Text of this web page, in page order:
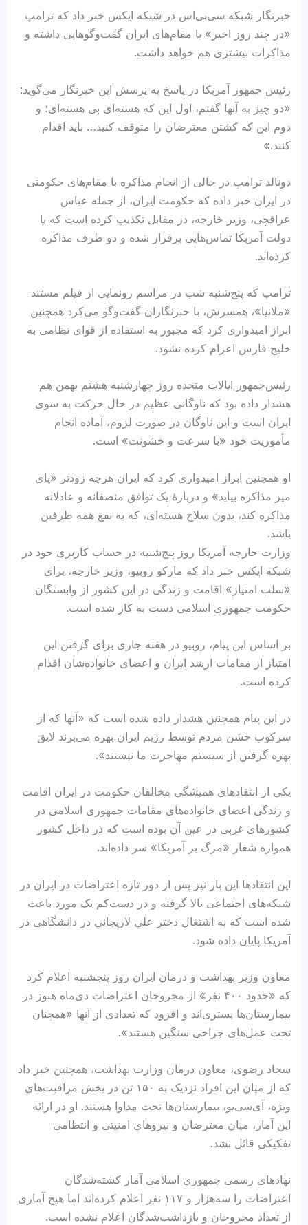
خبرنگار شبکه سی‌بی‌اس در شبکه ایکس خبر داد که ترامپ
«در چند روز اخیر» با مقام‌های ایران گفت‌وگوهایی داشته و
مذاکرات بیشتری هم خواهد داشت.
رئیس جمهور آمریکا در پاسخ به پرسش این خبرنگار می‌گوید:
«دو چیز به آنها گفتم، اول این که هسته‌ای بی هسته‌ای؛ و
دوم این که کشتن معترضان را متوقف کنید… باید اقدام
کنند.»
دونالد ترامپ در حالی از انجام مذاکره با مقام‌های حکومتی
در ایران خبر داده که حکومت ایران، از جمله عباس
عراقچی، وزیر خارجه، در مقابل تکذیب کرده است که با
دولت آمریکا تماس‌هایی برقرار شده و دو طرف مذاکره
کرده‌اند.
ترامپ که پنج‌شنبه شب در مراسم رونمایی از فیلم مستند
«ملانیا»، همسرش، با خبرنگاران گفت‌وگو می‌کرد همچنین
ابراز امیدواری کرد که مجبور به استفاده از قوای نظامی به
خلیج فارس اعزام کرده نشود.
رئیس‌جمهور ایالات متحده روز چهارشنبه هشتم بهمن هم
هشدار داده بود که ناوگانی عظیم در حال حرکت به سوی
ایران است و این ناوگان در صورت لزوم، آماده انجام
مأموریت خود «با سرعت و خشونت» است.
او همچنین ابراز امیدواری کرد که ایران هرچه زودتر «پای
میز مذاکره بیاید» و دربارهٔ یک توافق منصفانه و عادلانه
مذاکره کند، بدون سلاح هسته‌ای، که به نفع همه طرفین
باشد.
وزارت خارجه آمریکا روز پنج‌شنبه در حساب کاربری خود در
شبکه ایکس خبر داد که مارکو روبیو،‌ وزیر خارجه، برای
«سلب امتیاز» اقامت و زندگی در این کشور از وابستگان
حکومت جمهوری اسلامی دست به کار شده است.
بر اساس این پیام، روبیو در هفته جاری برای گرفتن این
امتیاز از مقامات ارشد ایران و اعضای خانواده‌شان اقدام
کرده است.
در این پیام همچنین هشدار داده شده است که «آنها که از
سرکوب خشن مردم توسط رژیم ایران بهره می‌برند لایق
بهره گرفتن از سیستم مهاجرت ما نیستند».
یکی از انتقادهای همیشگی مخالفان حکومت در ایران اقامت
و زندگی اعضای خانواده‌های مقامات جمهوری اسلامی در
کشورهای غربی در عین آن بوده است که در داخل کشور
همواره شعار «مرگ بر آمریکا» سر داده‌اند.
این انتقادها این بار نیز پس از دور تازه اعتراضات در ایران در
شبکه‌های اجتماعی بالا گرفته و در دست‌کم یک مورد باعث
شده است که به اشتغال دختر علی لاریجانی در دانشگاهی در
آمریکا پایان داده شود.
معاون وزیر بهداشت و درمان ایران روز پنجشنبه اعلام کرد
که «حدود ۴۰۰ نفر» از مجروحان اعتراضات دی‌ماه هنوز در
بیمارستان‌ها بستری‌اند و افزود که تعدادی از آنها «همچنان
تحت عمل‌های جراحی سنگین هستند».
سجاد رضوی، معاون درمان وزارت بهداشت، همچنین خبر داد
که از میان این افراد نزدیک به ۱۵۰ تن در بخش مراقبت‌های
ویژه، آی‌سی‌یو، بیمارستان‌ها تحت مداوا هستند. او در ارائه
این آمار، میان معترضان و نیروهای امنیتی و انتظامی
تفکیکی قائل نشد.
نهادهای رسمی جمهوری اسلامی آمار کشته‌شدگان
اعتراضات را سه‌هزار و ۱۱۷ نفر اعلام کرده‌اند اما هیچ آماری
از تعداد مجروحان و بازداشت‌شدگان اعلام نشده است.